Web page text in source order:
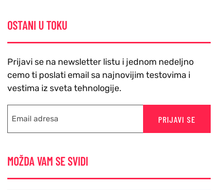
OSTANI U TOKU
Prijavi se na newsletter listu i jednom nedeljno
cemo ti poslati email sa najnovijim testovima i
vestima iz sveta tehnologije.
PRIJAVI SE
MOŽDA VAM SE SVIDI